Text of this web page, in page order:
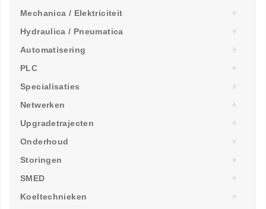
Mechanica / Elektriciteit
Hydraulica / Pneumatica
Automatisering
PLC
Specialisaties
Netwerken
Upgradetrajecten
Onderhoud
Storingen
SMED
Koeltechnieken